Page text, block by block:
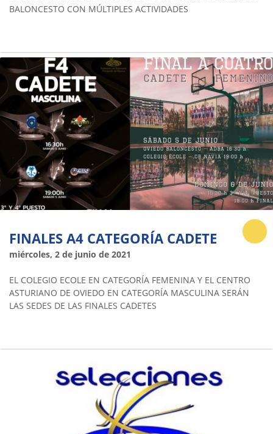
BALONCESTO CON MÚLTIPLES ACTIVIDADES
FINALES A4 CATEGORÍA CADETE
miércoles, 2 de junio de 2021
EL COLEGIO ECOLE EN CATEGORÍA FEMENINA Y EL CENTRO
ASTURIANO DE OVIEDO EN CATEGORÍA MASCULINA SERÁN
LAS SEDES DE LAS FINALES CADETES